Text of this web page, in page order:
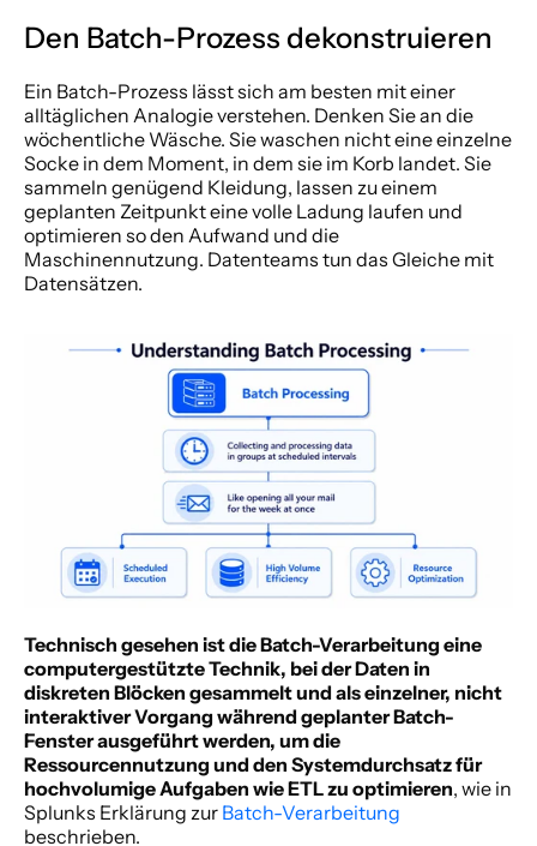
Den Batch-Prozess dekonstruieren
Ein Batch-Prozess lässt sich am besten mit einer
alltäglichen Analogie verstehen. Denken Sie an die
wöchentliche Wäsche. Sie waschen nicht eine einzelne
Socke in dem Moment, in dem sie im Korb landet. Sie
sammeln genügend Kleidung, lassen zu einem
geplanten Zeitpunkt eine volle Ladung laufen und
optimieren so den Aufwand und die
Maschinennutzung. Datenteams tun das Gleiche mit
Datensätzen.
Technisch gesehen ist die Batch-Verarbeitung eine
computergestützte Technik, bei der Daten in
diskreten Blöcken gesammelt und als einzelner, nicht
interaktiver Vorgang während geplanter Batch-
Fenster ausgeführt werden, um die
Ressourcennutzung und den Systemdurchsatz für
hochvolumige Aufgaben wie ETL zu optimieren, wie in
Splunks Erklärung zur Batch-Verarbeitung
beschrieben.